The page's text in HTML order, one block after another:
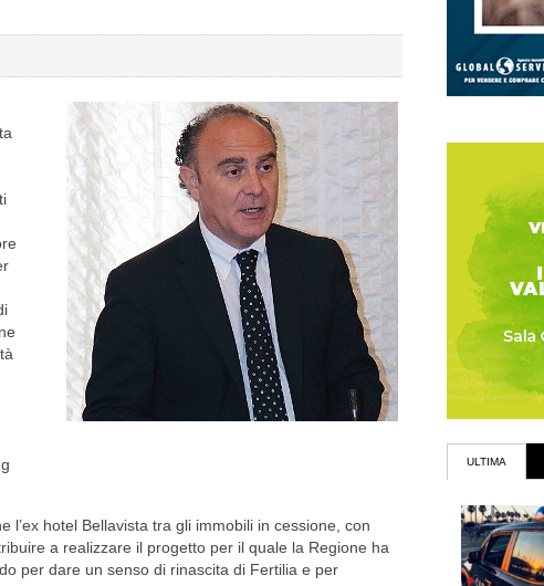
l’ex hotel Bellavista tra gli immobili in cessione, con
a realizzare il progetto per il quale la Regione ha
per dare un senso di rinascita di Fertilia e per
ULTIMA